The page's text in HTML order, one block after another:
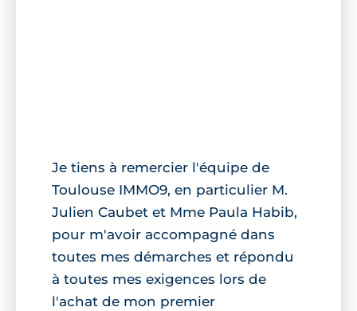
Je tiens à remercier l'équipe de
Toulouse IMMO9, en particulier M.
Julien Caubet et Mme Paula Habib,
pour m'avoir accompagné dans
toutes mes démarches et répondu
à toutes mes exigences lors de
l'achat de mon premier